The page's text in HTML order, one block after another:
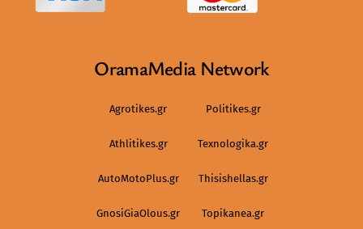
OramaMedia Network
Agrotikes.gr Politikes.gr
Athlitikes.gr Texnologika.gr
AutoMotoPlus.gr Thisishellas.gr
GnosiGiaOlous.gr Topikanea.gr